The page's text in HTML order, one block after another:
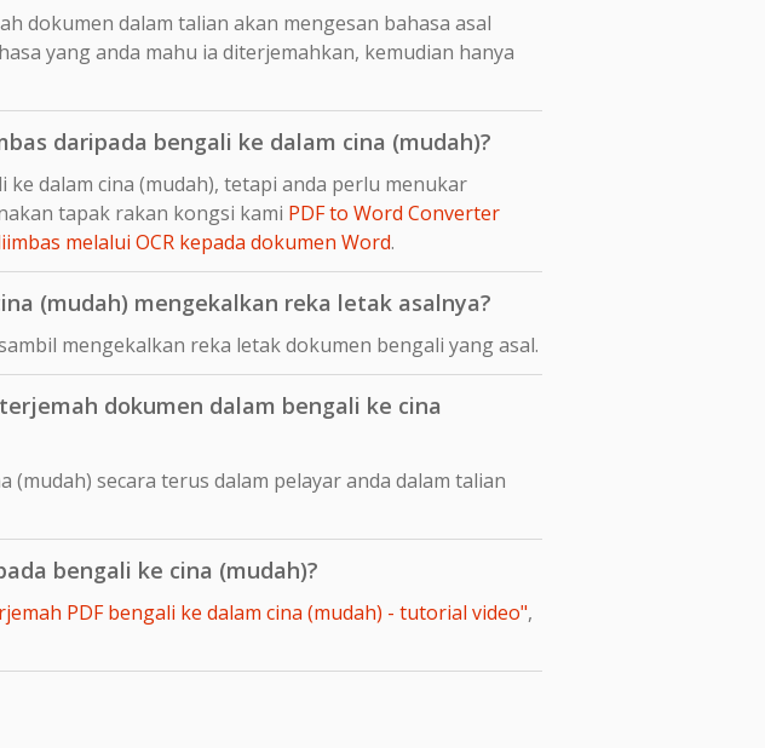
dokumen dalam talian akan mengesan bahasa asal
yang anda mahu ia diterjemahkan, kemudian hanya
daripada bengali ke dalam cina (mudah)?
dalam cina (mudah), tetapi anda perlu menukar
tapak rakan kongsi kami PDF to Word Converter
melalui OCR kepada dokumen Word.
(mudah) mengekalkan reka letak asalnya?
mengekalkan reka letak dokumen bengali yang asal.
dokumen dalam bengali ke cina
secara terus dalam pelayar anda dalam talian
bengali ke cina (mudah)?
PDF bengali ke dalam cina (mudah) - tutorial video",